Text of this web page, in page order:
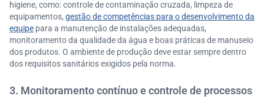
higiene, como: controle de contaminação cruzada, limpeza de
equipamentos, gestão de competências para o desenvolvimento da
equipe para a manutenção de instalações adequadas,
monitoramento da qualidade da água e boas práticas de manuseio
dos produtos. O ambiente de produção deve estar sempre dentro
dos requisitos sanitários exigidos pela norma.
3. Monitoramento contínuo e controle de processos